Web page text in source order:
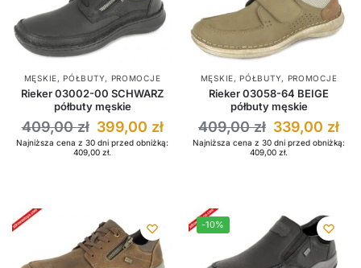
MĘSKIE,PÓŁBUTY, PROMOCJE
Rieker 03002-00 SCHWARZ
półbuty męskie
409,00zł 399,00 zł
Najniższa cena z 30 dni przed obniżką:
409,00 zł.
MĘSKIE,PÓŁBUTY, PROMOCJE
Rieker 03058-64 BEIGE
półbuty męskie
409,00zł 339,00 zł
Najniższa cena z 30 dni przed obniżką:
409,00 zł.
-10%